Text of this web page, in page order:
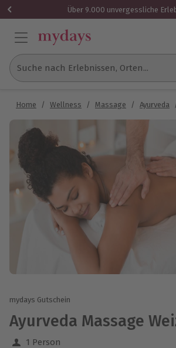
Über 9.000 unvergessliche
Suche nach Erlebnissen, Orten...
Home / Wellness / Massage / Ayurveda
mydays Gutschein
Ayurveda Massage
1 Person